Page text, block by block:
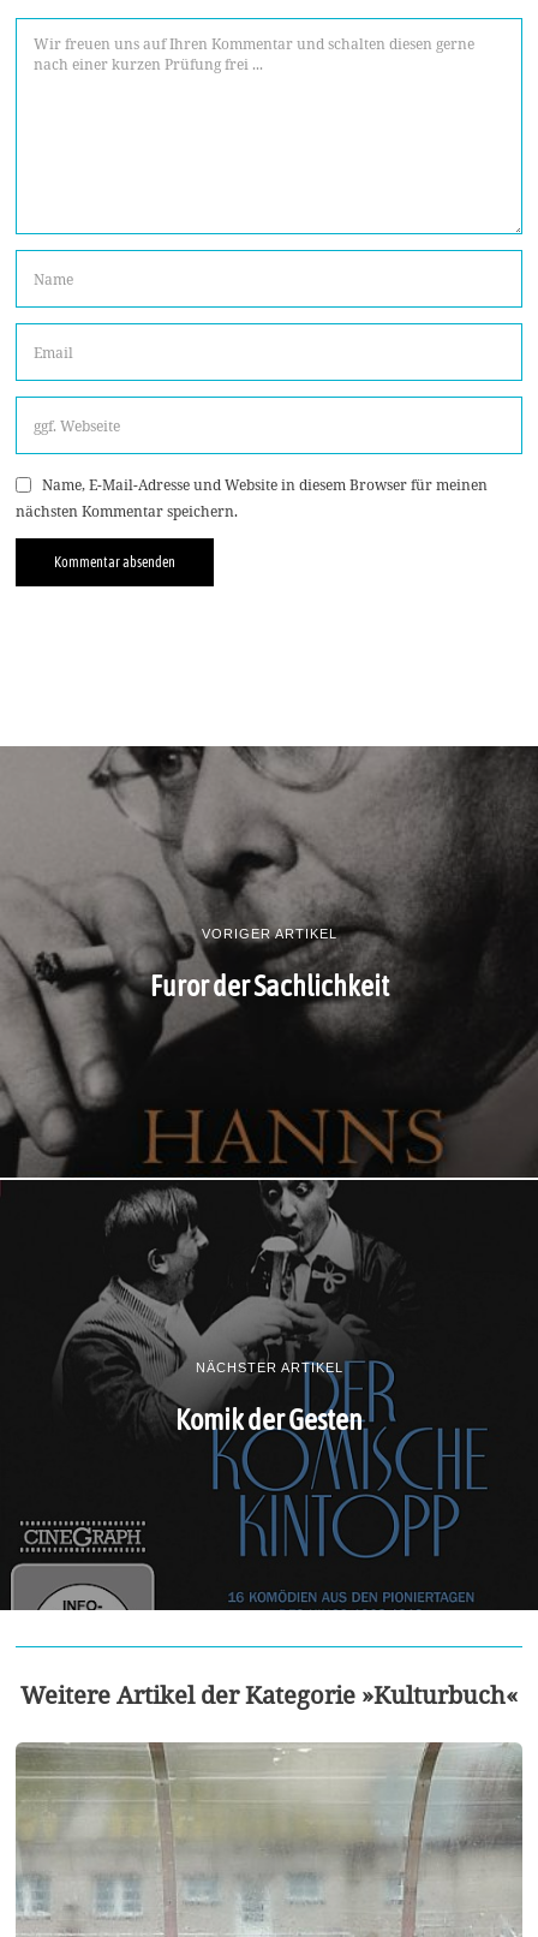
Name, E-Mail-Adresse und Website in diesem Browser für meinen
nächsten Kommentar speichern.
VORIGER ARTIKEL
Furor der Sachlichkeit
NÄCHSTER ARTIKEL
Komik der Gesten
Weitere Artikel der Kategorie »Kulturbuch«